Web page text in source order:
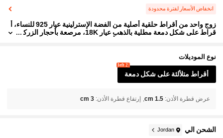
انخفاض الأسعار لفترة محدودة
زوج واحد من أقراط حلقية أصلية من الفضة الإسترلينية عيار 925 للنساء، أ
قراط على شكل دمعة مطلية بالذهب عيار 18K، مرصعة بأحجار الزرك
نوع الموديلات
أقراط متلألئة على شكل دمعة
2 left
عرض قطرة الأذن:
1.5 cm إرتفاع قطرة الأذن:
3 cm
الشحن الي Jordan